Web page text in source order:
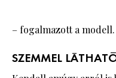
– fogalmazott a modell.
SZEMMEL